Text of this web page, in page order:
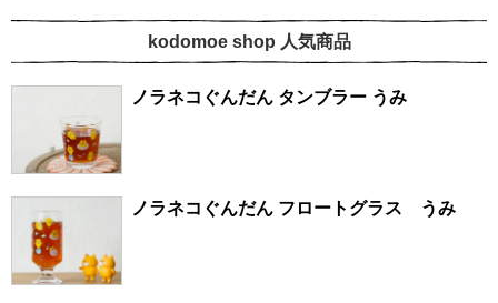
kodomoe shop 人気商品
ノラネコぐんだん タンブラー うみ
ノラネコぐんだん フロートグラス うみ